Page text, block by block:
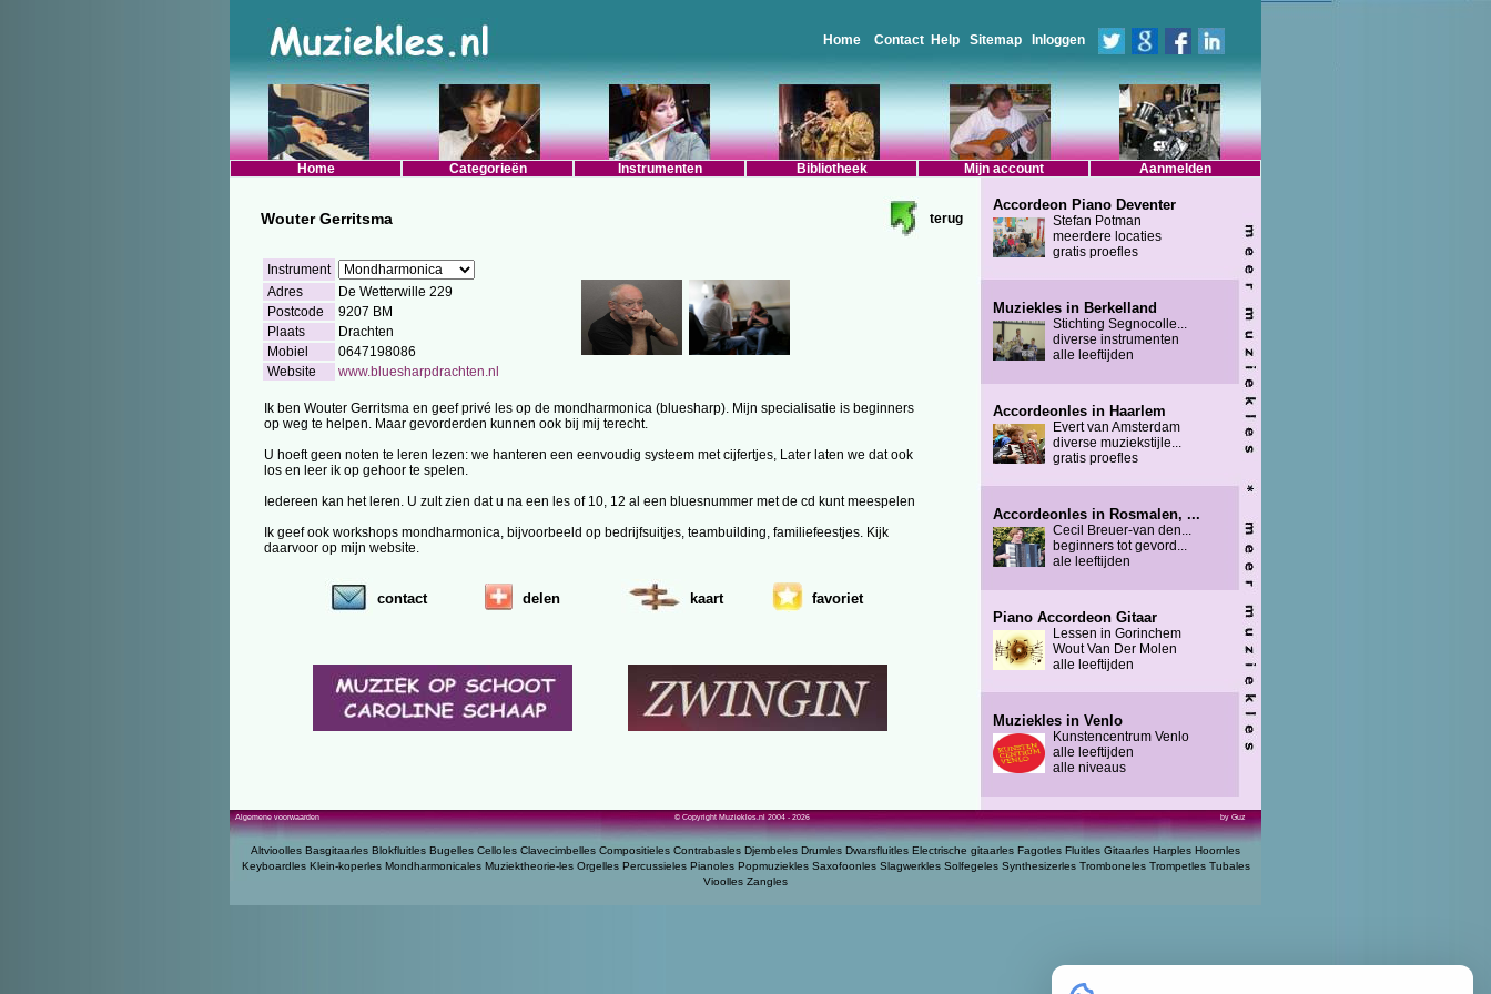
Home Contact Help Sitemap Inloggen
Home Categorieën Instrumenten Bibliotheek Mijn account Aanmelden
Wouter Gerritsma terug
Instrument
Adres
De Wetterwille 229
Postcode
9207 BM
Plaats
Drachten
Mobiel
0647198086
Website
www.bluesharpdrachten.nl
Ik ben Wouter Gerritsma en geef privé les op de mondharmonica (bluesharp). Mijn specialisatie is beginners
op weg te helpen. Maar gevorderden kunnen ook bij mij terecht.
U hoeft geen noten te leren lezen: we hanteren een eenvoudig systeem met cijfertjes, Later laten we dat ook
los en leer ik op gehoor te spelen.
Iedereen kan het leren. U zult zien dat u na een les of 10, 12 al een bluesnummer met de cd kunt meespelen
Ik geef ook workshops mondharmonica, bijvoorbeeld op bedrijfsuitjes, teambuilding, familiefeestjes. Kijk
daarvoor op mijn website.
contact delen kaart favoriet
Accordeon Piano Deventer
Stefan Potman
meerdere locaties
gratis proefles
Muziekles in Berkelland
Stichting Segnocolle...
diverse instrumenten
alle leeftijden
Accordeonles in Haarlem
Evert van Amsterdam
diverse muziekstijle...
gratis proefles
Accordeonles in Rosmalen, ...
Cecil Breuer-van den...
beginners tot gevord...
ale leeftijden
Piano Accordeon Gitaar
Lessen in Gorinchem
Wout Van Der Molen
alle leeftijden
Muziekles in Venlo
Kunstencentrum Venlo
alle leeftijden
alle niveaus
Algemene voorwaarden © Copyright Muziekles.nl 2004 - 2026 by Guz
Altvioolles Basgitaarles Blokfluitles Bugelles Celloles Clavecimbelles Compositieles Contrabasles Djembeles Drumles Dwarsfluitles Electrische gitaarles Fagotles Fluitles Gitaarles Harples Hoornles
Keyboardles Klein-koperles Mondharmonicales Muziektheorie-les Orgelles Percussieles Pianoles Popmuziekles Saxofoonles Slagwerkles Solfegeles Synthesizerles Tromboneles Trompetles Tubales
Vioolles Zangles